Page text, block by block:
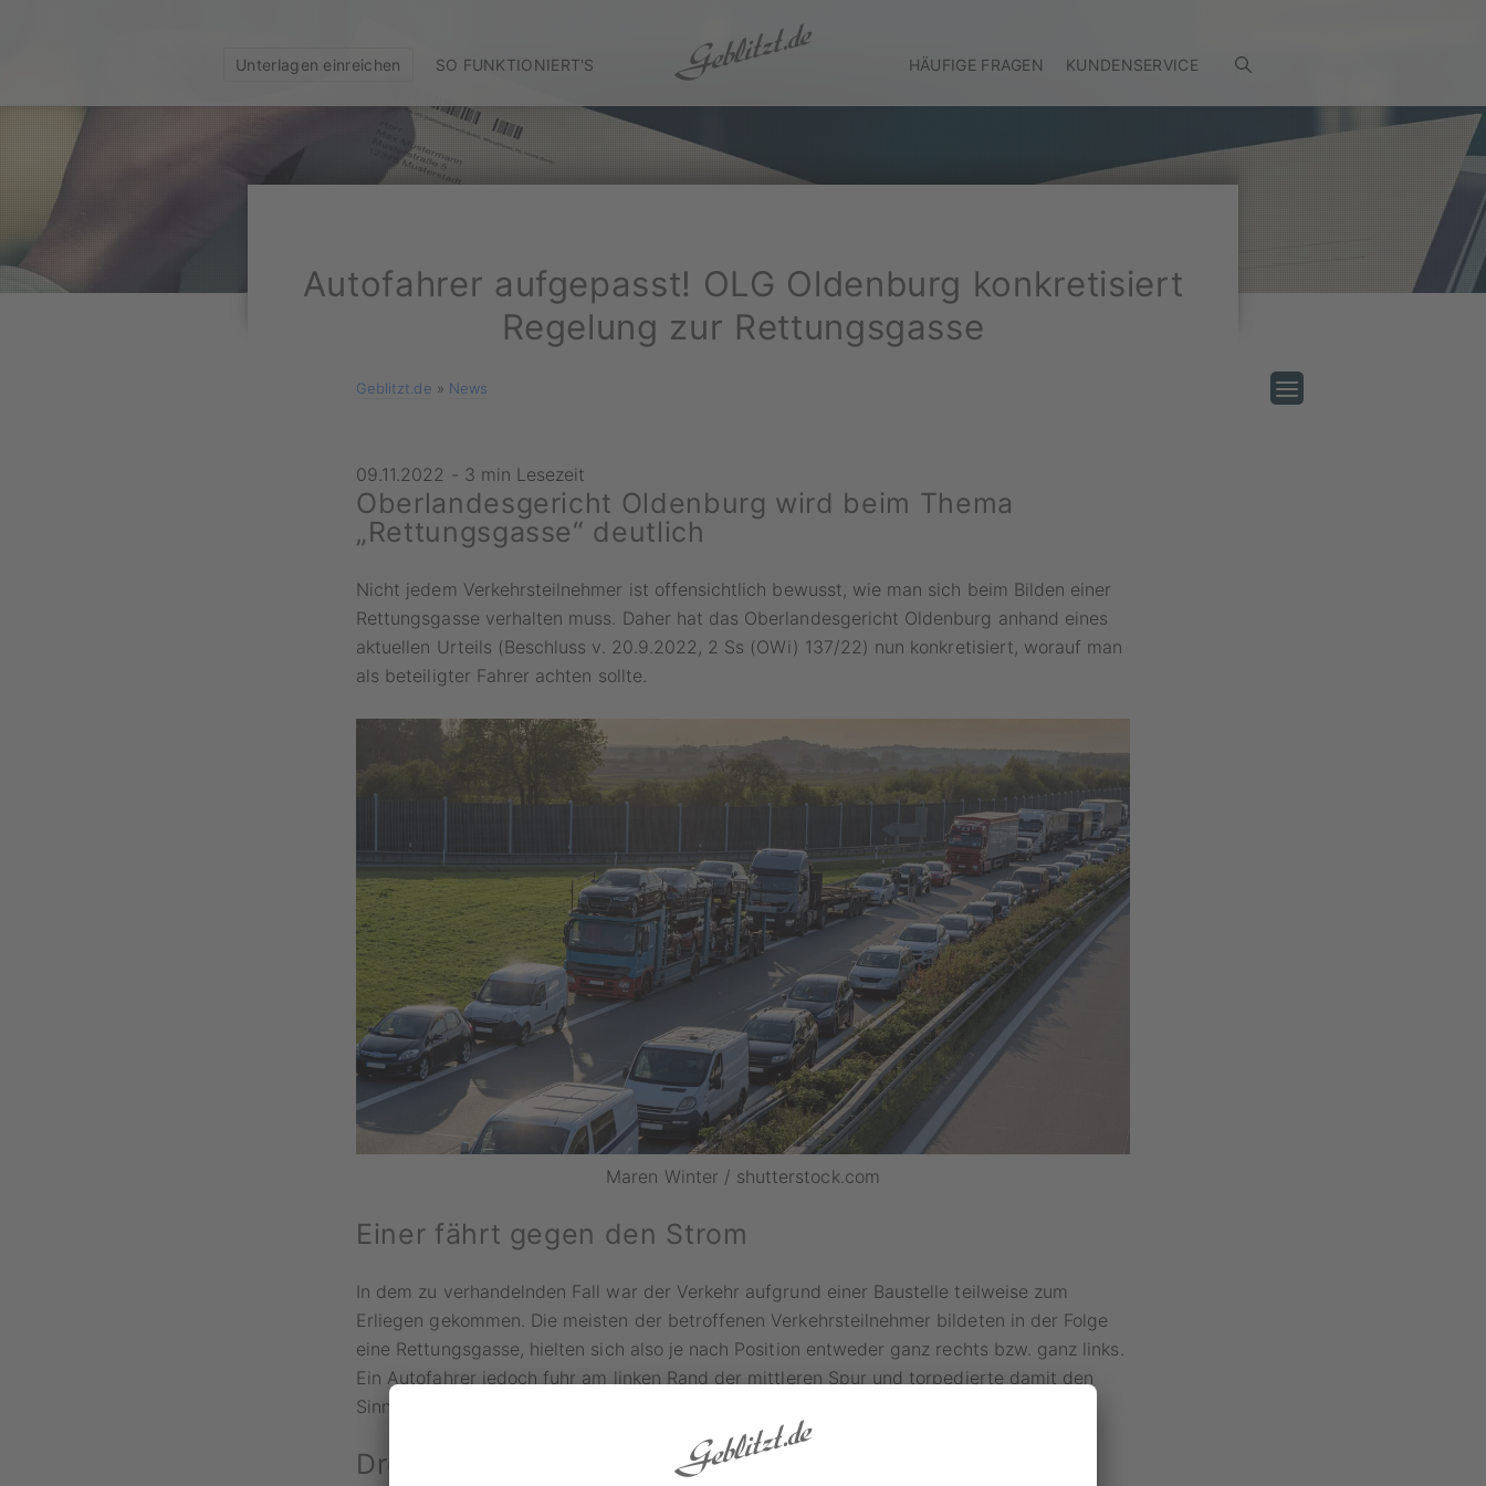
Unterlagen einreichen SO FUNKTIONIERT'S HÄUFIGE FRAGEN KUNDENSERVICE
Autofahrer aufgepasst! OLG Oldenburg konkretisiert
Regelung zur Rettungsgasse
Geblitzt.de » News
09.11.2022 - 3 min Lesezeit
Oberlandesgericht Oldenburg wird beim Thema
„Rettungsgasse“ deutlich
Nicht jedem Verkehrsteilnehmer ist offensichtlich bewusst, wie man sich beim Bilden einer
Rettungsgasse verhalten muss. Daher hat das Oberlandesgericht Oldenburg anhand eines
aktuellen Urteils (Beschluss v. 20.9.2022, 2 Ss (OWi) 137/22) nun konkretisiert, worauf man
als beteiligter Fahrer achten sollte.
Maren Winter / shutterstock.com
Einer fährt gegen den Strom
In dem zu verhandelnden Fall war der Verkehr aufgrund einer Baustelle teilweise zum
Erliegen gekommen. Die meisten der betroffenen Verkehrsteilnehmer bildeten in der Folge
eine Rettungsgasse, hielten sich also je nach Position entweder ganz rechts bzw. ganz links.
Ein Autofahrer jedoch fuhr am linken Rand der mittleren Spur und torpedierte damit den
Sinn und Zweck der Rettungsgasse.
Dreistellige Geldbuße für Rettungsgassen-Verstoß